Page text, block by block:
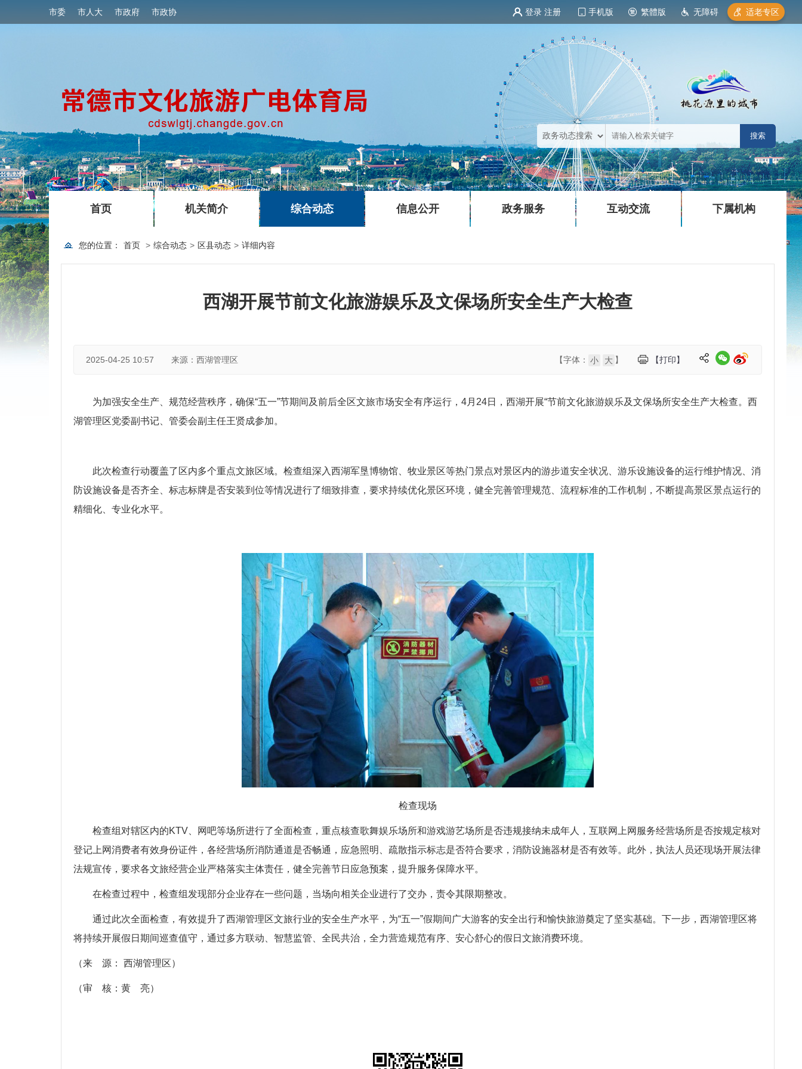
市委 市人大 市政府 市政协 登录 注册 手机版 繁體版 无障碍 适老专区
首页
|
机关简介
|
综合动态 信息公开 政务服务
|
互动交流
|
下属机构
您的位置： 首页 > 综合动态 > 区县动态 > 详细内容
西湖开展节前文化旅游娱乐及文保场所安全生产大检查
2025-04-25 10:57 来源：西湖管理区 【打印】
【字体： 小 大 】
为加强安全生产、规范经营秩序，确保“五一”节期间及前后全区文旅市场安全有序运行，4月24日，西湖开展“节前文化旅游娱乐及文保场所安全生产大检查。西
湖管理区党委副书记、管委会副主任王贤成参加。
此次检查行动覆盖了区内多个重点文旅区域。检查组深入西湖军垦博物馆、牧业景区等热门景点对景区内的游步道安全状况、游乐设施设备的运行维护情况、消
防设施设备是否齐全、标志标牌是否安装到位等情况进行了细致排查，要求持续优化景区环境，健全完善管理规范、流程标准的工作机制，不断提高景区景点运行的
精细化、专业化水平。
检查现场
检查组对辖区内的KTV、网吧等场所进行了全面检查，重点核查歌舞娱乐场所和游戏游艺场所是否违规接纳未成年人，互联网上网服务经营场所是否按规定核对
登记上网消费者有效身份证件，各经营场所消防通道是否畅通，应急照明、疏散指示标志是否符合要求，消防设施器材是否有效等。此外，执法人员还现场开展法律
法规宣传，要求各文旅经营企业严格落实主体责任，健全完善节日应急预案，提升服务保障水平。
在检查过程中，检查组发现部分企业存在一些问题，当场向相关企业进行了交办，责令其限期整改。
通过此次全面检查，有效提升了西湖管理区文旅行业的安全生产水平，为“五一”假期间广大游客的安全出行和愉快旅游奠定了坚实基础。下一步，西湖管理区将
将持续开展假日期间巡查值守，通过多方联动、智慧监管、全民共治，全力营造规范有序、安心舒心的假日文旅消费环境。
（来 源： 西湖管理区）
（审 核：黄 亮）